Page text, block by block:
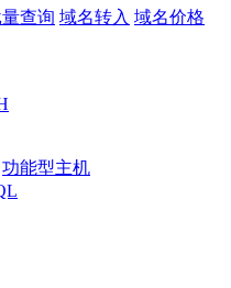
查询 域名转入 域名价格
功能型主机